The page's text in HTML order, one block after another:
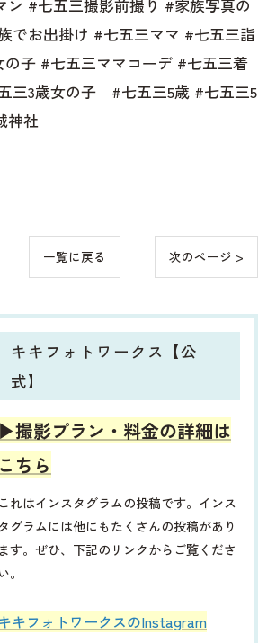
ン #七五三撮影前撮り #家族写真の
でお出掛け #七五三ママ #七五三詣
の子 #七五三ママコーデ #七五三着
三3歳女の子 #七五三5歳 #七五三5
神社
一覧に戻る 次のページ >
キキフォトワークス【公
式】
▶︎撮影プラン・料金の詳細は
こちら
これはインスタグラムの投稿です。インス
タグラムには他にもたくさんの投稿があり
ます。ぜひ、下記のリンクからご覧くださ
い。
キフォトワークスのInstagram